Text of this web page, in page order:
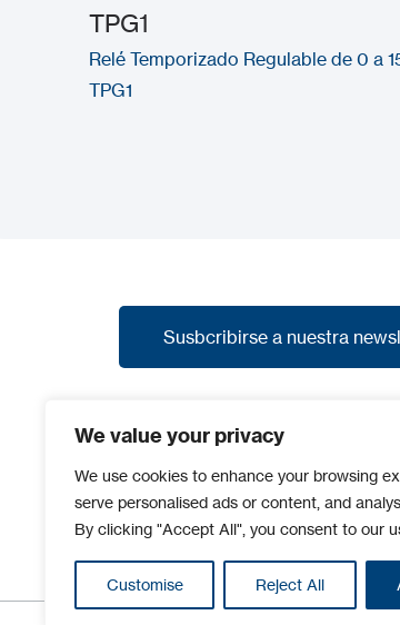
We value your privacy
We use cookies to enhance your browsing
serve personalised ads or content, and
By clicking "Accept All", you consent to our
Customise Reject All
TPG1
Relé Temporizado Regulable de 0 a
TPG1
Susbcribirse a nuestra
últimas noticias, promociones y
nuevos productos.